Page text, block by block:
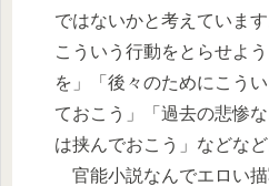
ではないかと考えていま
こういう行動をとらせよ
を」「後々のためにこう
ておこう」「過去の悲惨
は挟んでおこう」などなど
官能小説なんでエロい